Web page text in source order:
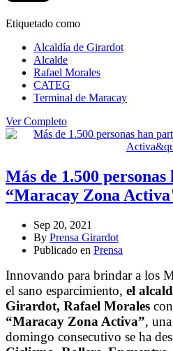
Etiquetado como
Alcaldía de Girardot
Alcalde
Rafael Morales
CATEG
Terminal de Maracay
Ver Completo
Más de 1.500
“Maracay Zona
Sep 20, 2021
By Prensa Girardot
Publicado en Prensa
Innovando para brindar a los
el sano esparcimiento, el
Girardot, Rafael Morales
“Maracay Zona Activa”,
domingo consecutivo se ha